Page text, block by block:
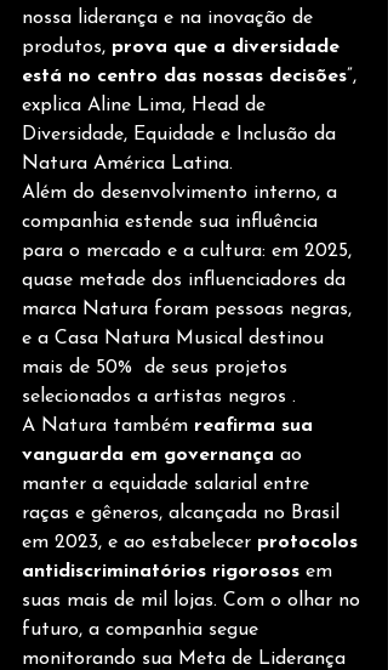
nossa liderança e na inovação de
produtos, prova que a diversidade
está no centro das nossas decisões”,
explica Aline Lima, Head de
Diversidade, Equidade e Inclusão da
Natura América Latina.
Além do desenvolvimento interno, a
companhia estende sua influência
para o mercado e a cultura: em 2025,
quase metade dos influenciadores da
marca Natura foram pessoas negras,
e a Casa Natura Musical destinou
mais de 50%  de seus projetos
selecionados a artistas negros .
A Natura também reafirma sua
vanguarda em governança ao
manter a equidade salarial entre
raças e gêneros, alcançada no Brasil
em 2023, e ao estabelecer protocolos
antidiscriminatórios rigorosos em
suas mais de mil lojas. Com o olhar no
futuro, a companhia segue
monitorando sua Meta de Liderança